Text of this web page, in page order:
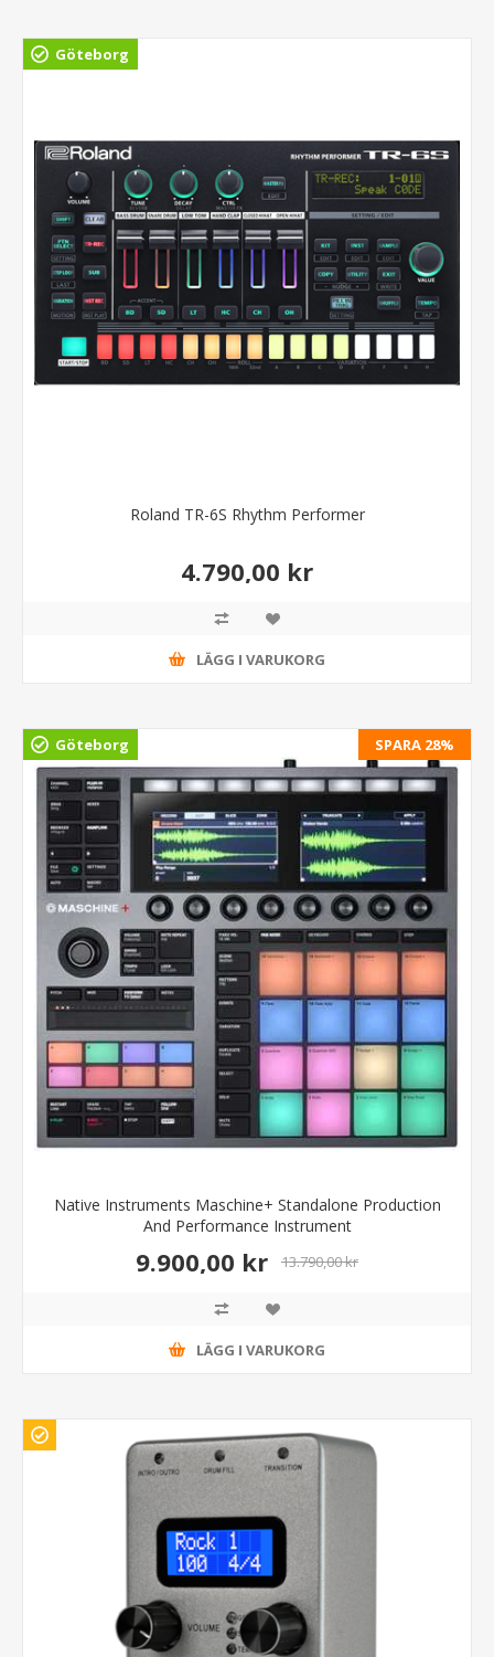
Göteborg
Roland TR-6S Rhythm Performer
4.790,00 kr
LÄGG I VARUKORG
SPARA 28%
Göteborg
Native Instruments Maschine+ Standalone Production
And Performance Instrument
9.900,00 kr 13.790,00 kr
LÄGG I VARUKORG